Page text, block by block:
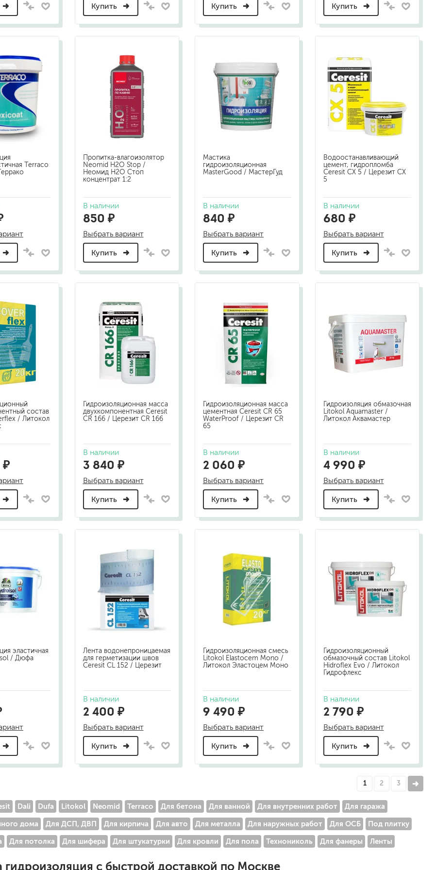
для стирки и ухода за тканями
для ковров и текстильных изделий
дезинфицирующие средства
Купить Купить Купить
Terraco
Пропитка-влагоизолятор
Neomid H2О Stop /
Неомид Н2О Стоп
концентрат 1:2
В наличии
850 ₽
Выбрать вариант
Купить
Мастика
гидроизоляционная
MasterGood / МастерГуд
В наличии
840 ₽
Выбрать вариант
Купить
Водоостанавливающий
цемент, гидропломба
Ceresit СХ 5 / Церезит СХ
5
В наличии
680 ₽
Выбрать вариант
Купить
состав
/ Литокол
₽
Гидроизоляционная масса
двухкомпонентная Ceresit
CR 166 / Церезит CR 166
В наличии
3 840 ₽
Выбрать вариант
Купить
Гидроизоляционная масса
цементная Ceresit CR 65
WaterProof / Церезит CR
65
В наличии
2 060 ₽
Выбрать вариант
Купить
Гидроизоляция обмазочная
Litokol Aquamaster /
Литокол Аквамастер
В наличии
4 990 ₽
Выбрать вариант
Купить
эластичная
/ Дюфа
Лента водонепроницаемая
для герметизации швов
Ceresit CL 152 / Церезит
В наличии
2 400 ₽
Выбрать вариант
Купить
Гидроизоляционная смесь
Litokol Elastocem Mono /
Литокол Эластоцем Моно
В наличии
9 490 ₽
Выбрать вариант
Купить
Гидроизоляционный
обмазочный состав Litokol
Hidroflex Evo / Литокол
Гидрофлекс
В наличии
2 790 ₽
Выбрать вариант
Купить
1 2 3
Dali Dufa Litokol Neomid Terraco Для бетона Для ванной Для внутренних работ Для гаража
дома Для ДСП, ДВП Для кирпича Для авто Для металла Для наружных работ Для ОСБ Под плитку
Для потолка Для шифера Для штукатурки Для кровли Для пола Технониколь Для фанеры Ленты
гидроизоляция с быстрой доставкой по Москве